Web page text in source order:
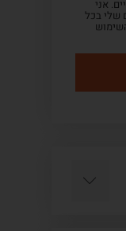
אני
שלי בכל